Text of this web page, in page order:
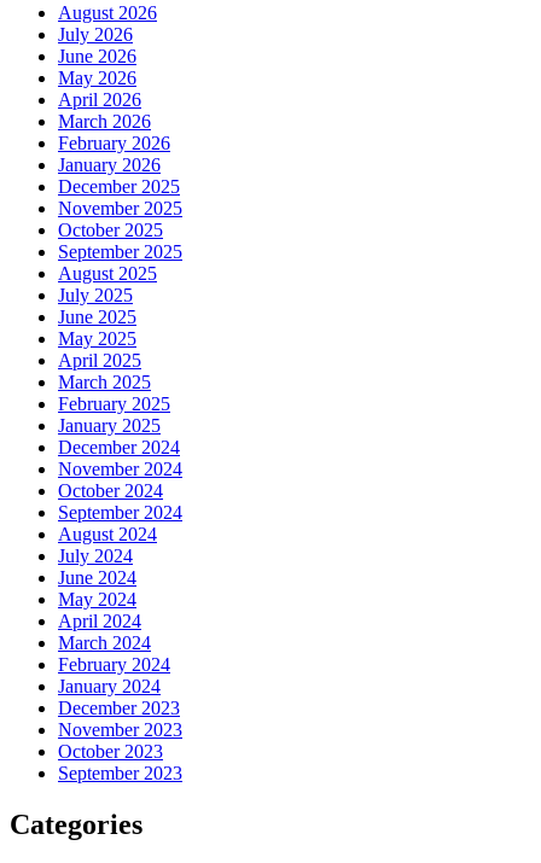
August 2026
July 2026
June 2026
May 2026
April 2026
March 2026
February 2026
January 2026
December 2025
November 2025
October 2025
September 2025
August 2025
July 2025
June 2025
May 2025
April 2025
March 2025
February 2025
January 2025
December 2024
November 2024
October 2024
September 2024
August 2024
July 2024
June 2024
May 2024
April 2024
March 2024
February 2024
January 2024
December 2023
November 2023
October 2023
September 2023
Categories